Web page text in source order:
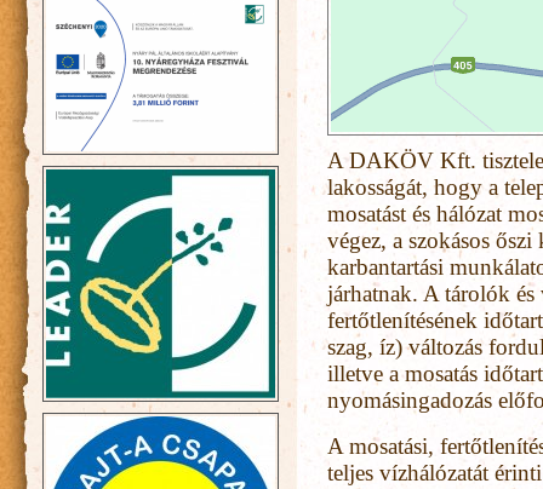
A DAKÖV Kft.
lakosságát, hogy a
mosatást és hálózat
végez, a szokásos
karbantartási
járhatnak. A tárolók és
fertőtlenítésének
szag, íz) változás
illetve a mosatás
nyomásingadozás
A mosatási,
teljes vízhálózatát